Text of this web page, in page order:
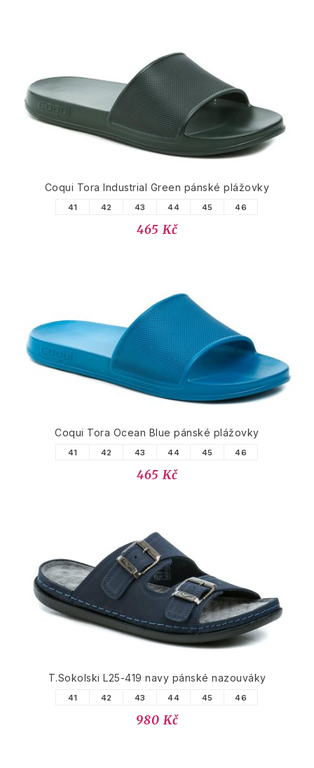
Coqui Tora Industrial Green pánské plážovky
41 42 43 44 45 46
465 Kč
Coqui Tora Ocean Blue pánské plážovky
41 42 43 44 45 46
465 Kč
T.Sokolski L25-419 navy pánské nazouváky
41 42 43 44 45 46
980 Kč